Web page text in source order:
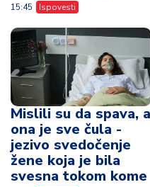
15:45 Ispovesti
Mislili su da spava, a
ona je sve čula -
jezivo svedočenje
žene koja je bila
svesna tokom kome